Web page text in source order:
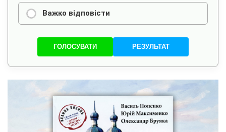
Важко відповісти
ГОЛОСУВАТИ РЕЗУЛЬТАТ